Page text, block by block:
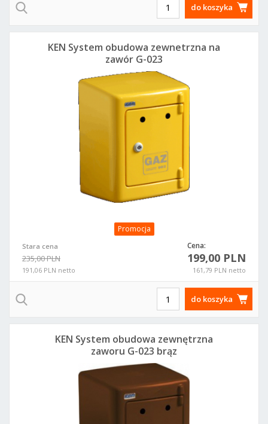
do koszyka
Promocja
Stara cena
235,00 PLN
191,06 PLN netto
Cena:
199,00 PLN
161,79 PLN netto
KEN System obudowa zewnetrzna na
zawór G-023
do koszyka
KEN System obudowa zewnętrzna
zaworu G-023 brąz